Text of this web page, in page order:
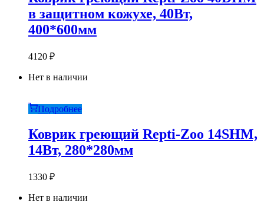
в защитном кожухе, 40Вт,
400*600мм
4120 ₽
Нет в наличии
Подробнее
Коврик греющий Repti-Zoo 14SHM,
14Вт, 280*280мм
1330 ₽
Нет в наличии